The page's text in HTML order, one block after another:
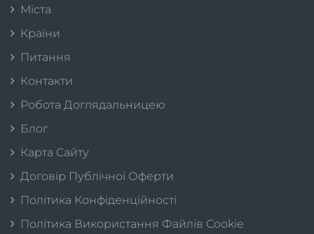
Міста
Країни
Питання
Контакти
Робота Доглядальницею
Блог
Карта Сайту
Договір Публічної Оферти
Політика Конфіденційності
Політика Використання Файлів Cookie